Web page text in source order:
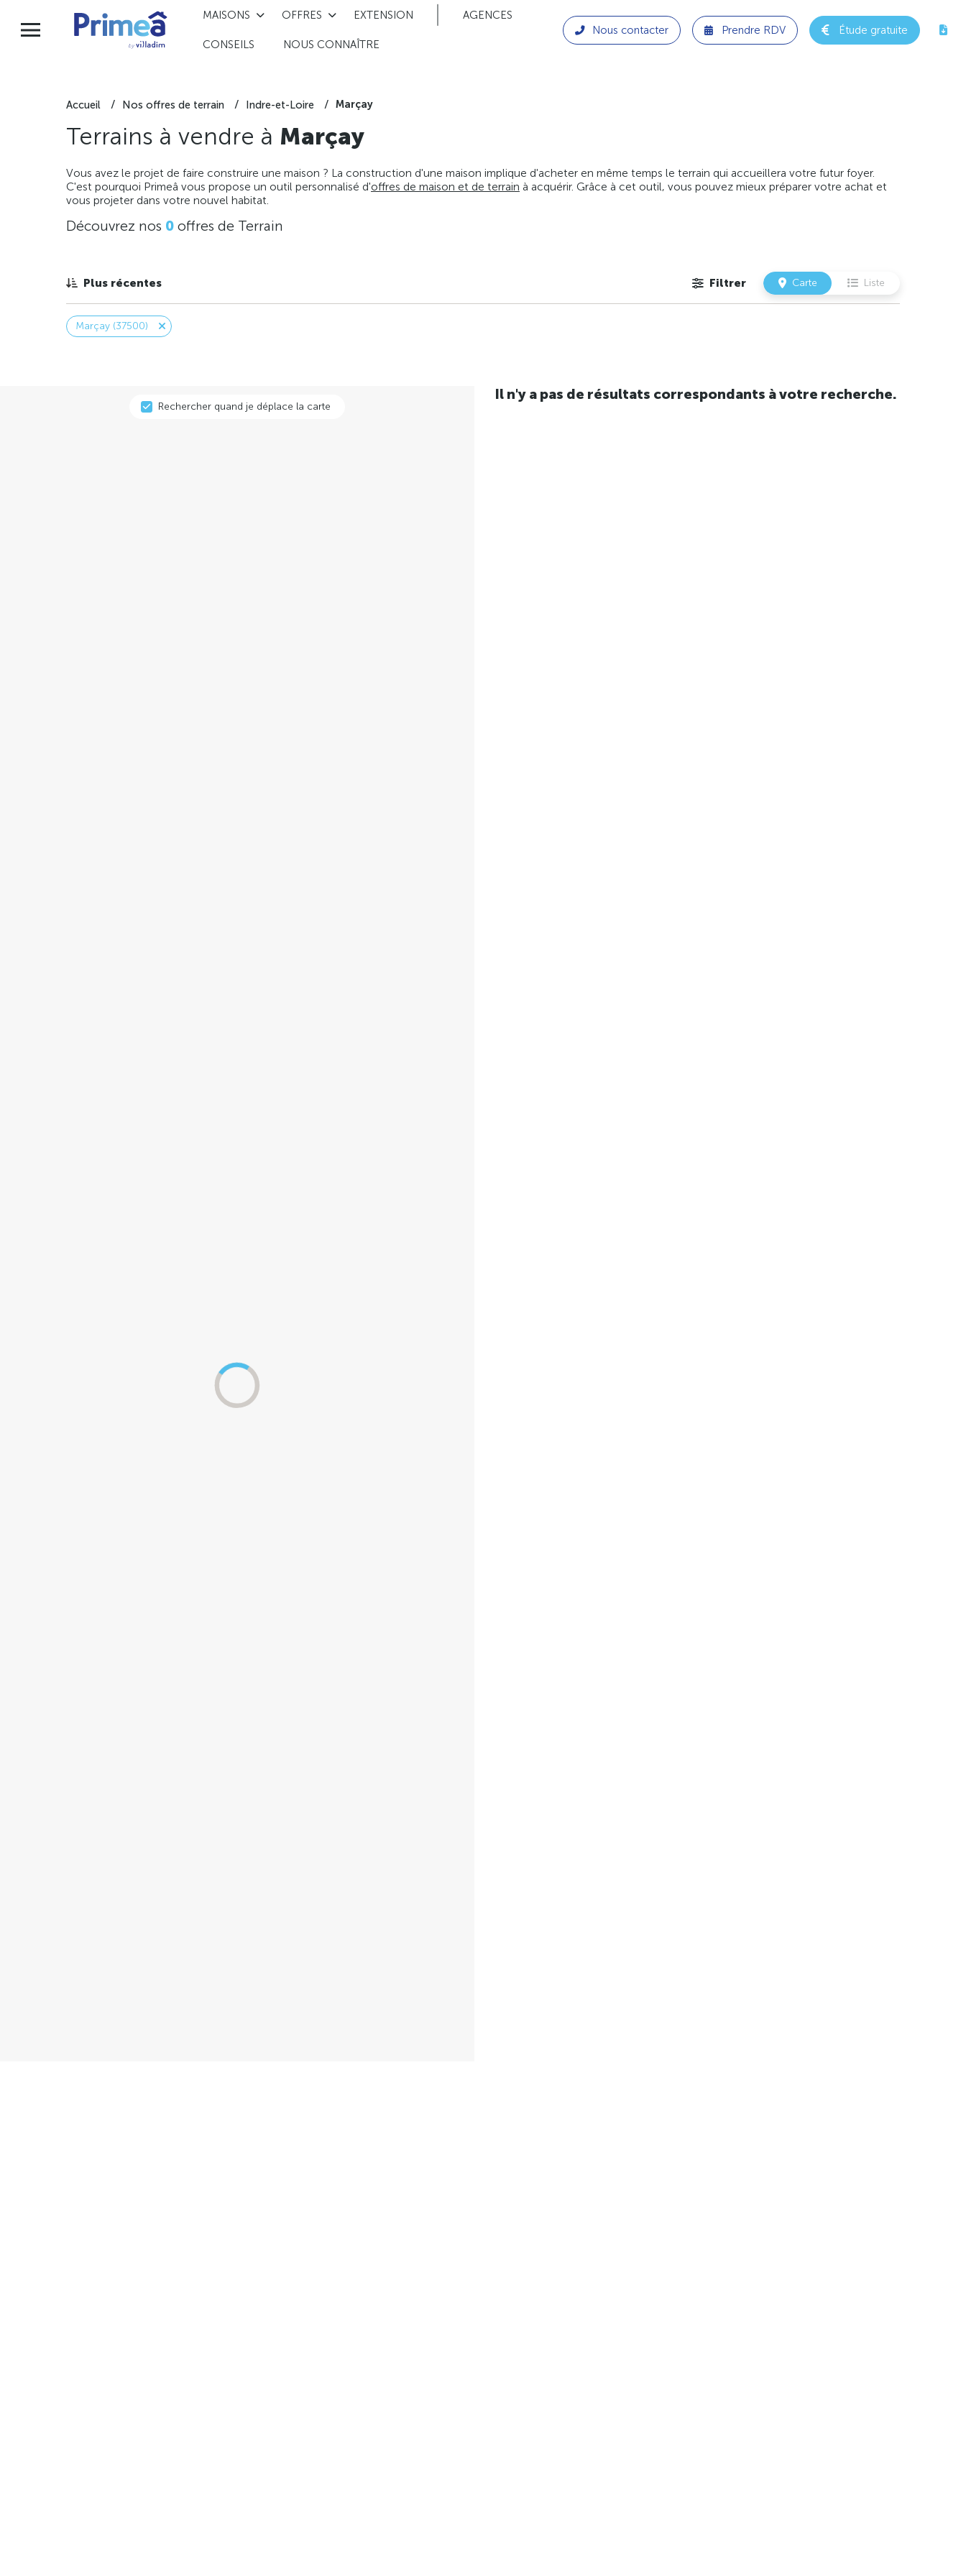
MAISONS OFFRES EXTENSION AGENCES
CONSEILS NOUS CONNAÎTRE
Nous contacter Prendre RDV Étude gratuite
Accueil Nos offres de terrain Indre-et-Loire Marçay
Terrains à vendre à Marçay
Vous avez le projet de faire construire une maison ? La construction d'une maison implique d'acheter en même temps le terrain qui accueillera votre futur foyer.
C'est pourquoi Primeâ vous propose un outil personnalisé d'offres de maison et de terrain à acquérir. Grâce à cet outil, vous pouvez mieux préparer votre achat et
vous projeter dans votre nouvel habitat.
Découvrez nos 0 offres de Terrain
Plus récentes Filtrer Carte Liste
Marçay (37500)
Rechercher quand je déplace la carte
Il n'y a pas de résultats correspondants à votre recherche.